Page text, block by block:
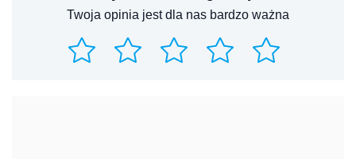
Twoja opinia jest dla nas bardzo ważna